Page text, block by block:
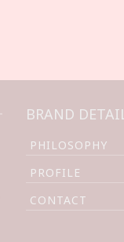
BRAND DETAIL
PHILOSOPHY
PROFILE
CONTACT